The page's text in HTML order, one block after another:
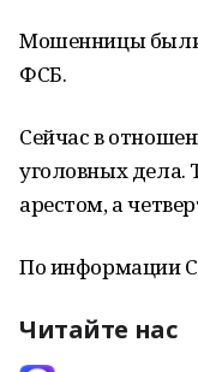
Мошенницы
ФСБ.
Сейчас в
уголовных
арестом, а
По информации
Читайте нас